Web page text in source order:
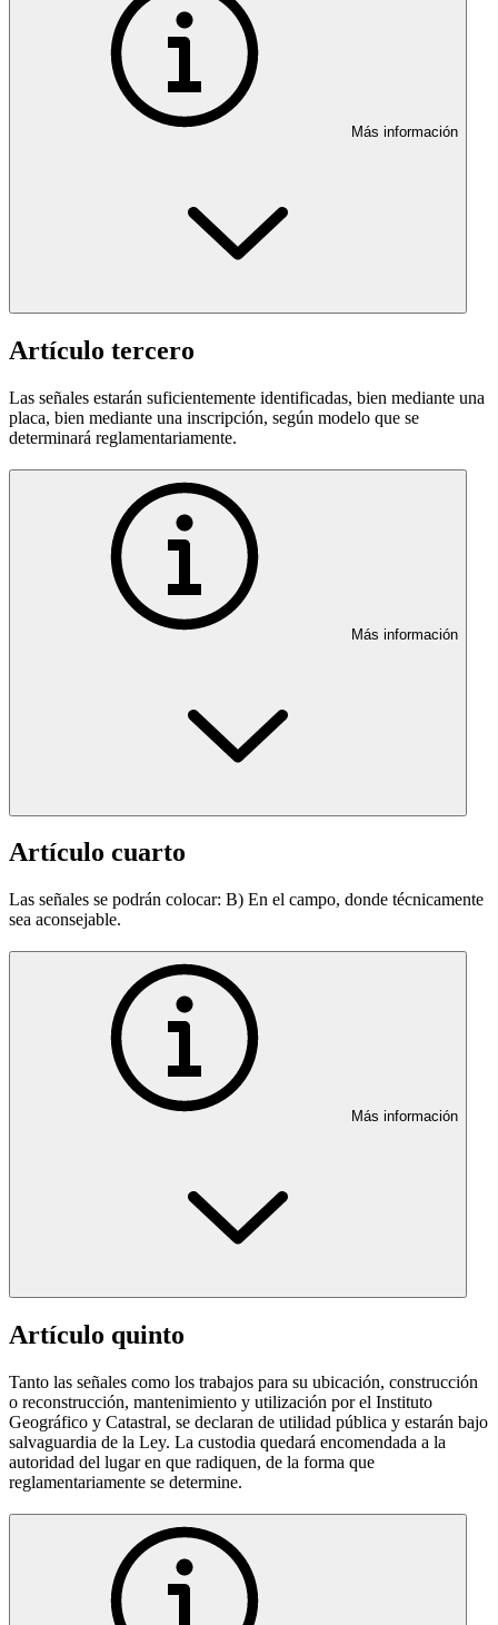
Más información
Artículo tercero
Las señales estarán suficientemente identificadas, bien mediante una
placa, bien mediante una inscripción, según modelo que se
determinará reglamentariamente.
Más información
Artículo cuarto
Las señales se podrán colocar: B) En el campo, donde técnicamente
sea aconsejable.
Más información
Artículo quinto
Tanto las señales como los trabajos para su ubicación, construcción
o reconstrucción, mantenimiento y utilización por el Instituto
Geográfico y Catastral, se declaran de utilidad pública y estarán bajo
salvaguardia de la Ley. La custodia quedará encomendada a la
autoridad del lugar en que radiquen, de la forma que
reglamentariamente se determine.